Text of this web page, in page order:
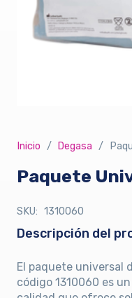
Inicio / Degasa /
Paquete
SKU: 1310060
Descripción del
El paquete universal
código 1310060 es